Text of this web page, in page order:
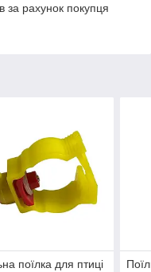
за рахунок покупця
поїлка для птиці